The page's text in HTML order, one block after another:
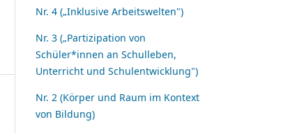
Nr. 4 („Inklusive Arbeitswelten")
Nr. 3 („Partizipation von
Schüler*innen an Schulleben,
Unterricht und Schulentwicklung")
Nr. 2 (Körper und Raum im Kontext
von Bildung)